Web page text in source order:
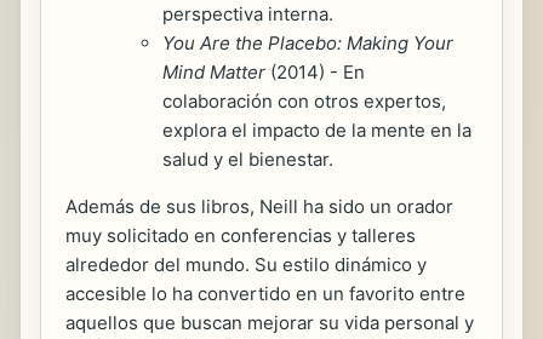
perspectiva interna.
You Are the Placebo: Making Your
Mind Matter (2014) - En
colaboración con otros expertos,
explora el impacto de la mente en la
salud y el bienestar.
Además de sus libros, Neill ha sido un orador
muy solicitado en conferencias y talleres
alrededor del mundo. Su estilo dinámico y
accesible lo ha convertido en un favorito entre
aquellos que buscan mejorar su vida personal y